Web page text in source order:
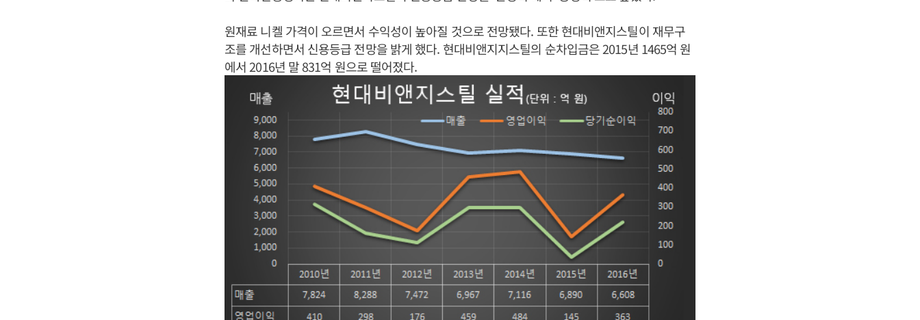
원재료 니켈 가격이 오르면서 수익성이 높아질 것으로 전망됐다. 또한 현대비앤지스틸이 재무구
조를 개선하면서 신용등급 전망을 밝게 했다. 현대비앤지지스틸의 순차입금은 2015년 1465억 원
에서 2016년 말 831억 원으로 떨어졌다.